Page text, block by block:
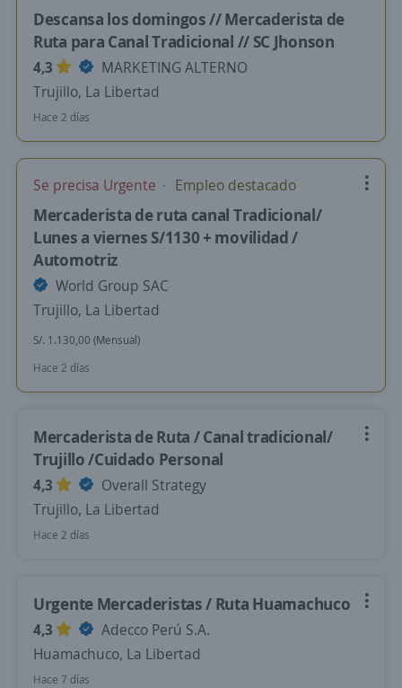
Descansa los domingos // Mercaderista de
Ruta para Canal Tradicional // SC Jhonson
4,3
MARKETING ALTERNO
Trujillo, La Libertad
Hace 2 días
Se precisa Urgente Empleo destacado
Mercaderista de ruta canal Tradicional/
Lunes a viernes S/1130 + movilidad /
Automotriz
World Group SAC
Trujillo, La Libertad
S/. 1.130,00 (Mensual)
Hace 2 días
Mercaderista de Ruta / Canal tradicional/
Trujillo /Cuidado Personal
4,3
Overall Strategy
Trujillo, La Libertad
Hace 2 días
Urgente Mercaderistas / Ruta Huamachuco
4,3
Adecco Perú S.A.
Huamachuco, La Libertad
Hace 7 días